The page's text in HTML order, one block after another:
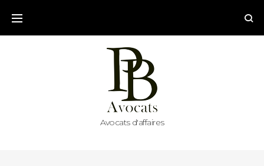
Avocats d'affaires